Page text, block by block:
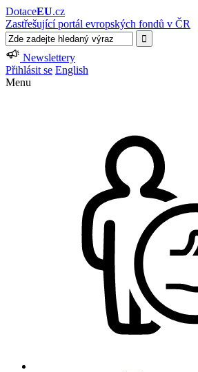
DotaceEU.cz
Zastřešující portál evropských fondů v ČR
Newslettery
Přihlásit se English
Menu